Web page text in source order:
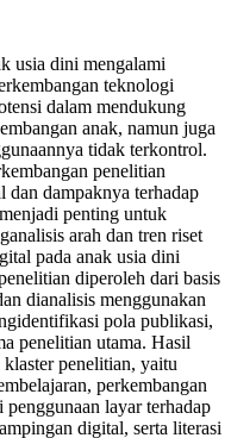
usia dini mengalami
teknologi
dalam mendukung
anak, namun juga
tidak terkontrol.
penelitian
dan dampaknya terhadap
penting untuk
arah dan tren riset
pada anak usia dini
diperoleh dari basis
dianalisis menggunakan
pola publikasi,
penelitian utama. Hasil
penelitian, yaitu
perkembangan
layar terhadap
digital, serta literasi